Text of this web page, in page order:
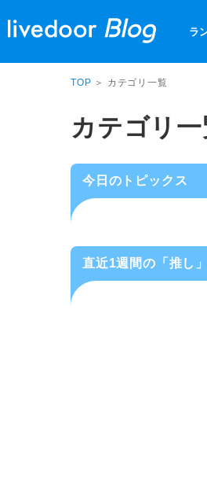
ラ
TOP ＞ カテゴリ一覧
カテゴリ
今日のトピックス
直近1週間の「推し」